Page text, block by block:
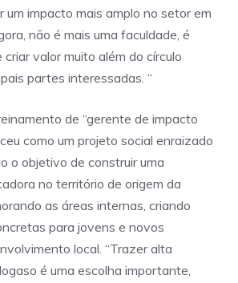
um impacto mais amplo no setor em
não é mais uma faculdade, é
valor muito além do círculo
partes interessadas. “
de “gerente de impacto
como um projeto social enraizado
o objetivo de construir uma
no território de origem da
as áreas internas, criando
para jovens e novos
local. “Trazer alta
é uma escolha importante,